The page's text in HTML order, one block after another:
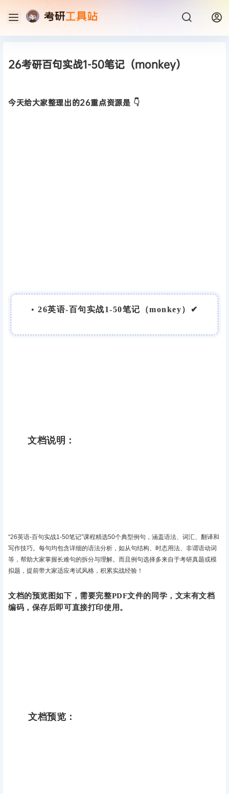
26考研百句实战1-50笔记（monkey）
今天给大家整理出的26重点资源是 👇
• 26英语-百句实战1-50笔记（monkey）✔
文档说明：
“26英语-百句实战1-50笔记”课程精选50个典型例句，涵盖语法、词汇、翻译和
写作技巧。每句均包含详细的语法分析，如从句结构、时态用法、非谓语动词
等，帮助大家掌握长难句的拆分与理解。而且例句选择多来自于考研真题或模
拟题，提前带大家适应考试风格，积累实战经验！
文档的预览图如下，需要完整PDF文件的同学，文末有文档
编码，保存后即可直接打印使用。
文档预览：